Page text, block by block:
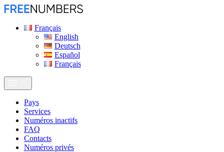
Français
English
Deutsch
Español
Français
Pays
Services
Numéros inactifs
FAQ
Contacts
Numéros privés